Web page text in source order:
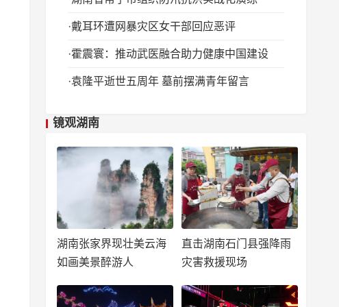
戴耳环遭网暴灾区女干部回应恶评
霍震寰：推动武医融合助力健康中国建设
袁隆平逝世五周年 墓前摆满青年留言
镜观湖南
湖南张家界现壮美云海
如画美景醉游人
直击湖南石门县强降雨
灾害救援现场